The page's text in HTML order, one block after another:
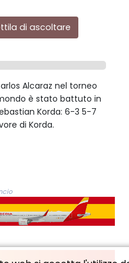
di ascoltare
Alcaraz nel torneo
è stato battuto in
Korda: 6-3 5-7
di Korda.